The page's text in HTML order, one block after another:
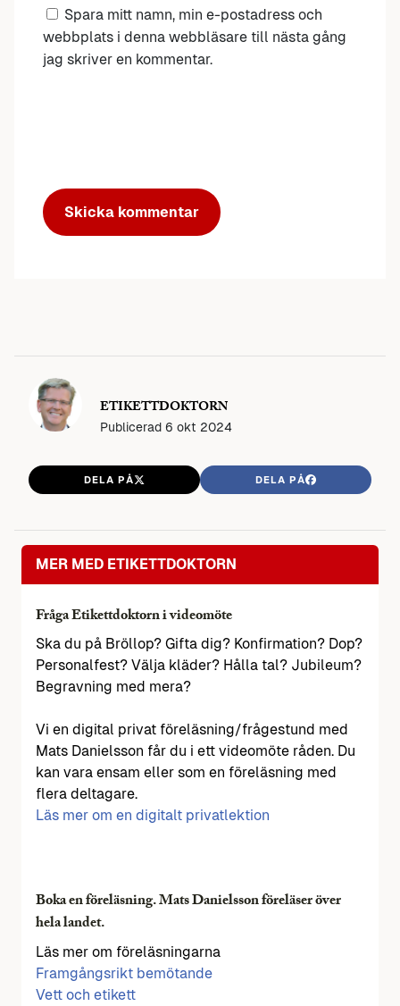
Spara mitt namn, min e-postadress och
webbplats i denna webbläsare till nästa gång
jag skriver en kommentar.
ETIKETTDOKTORN
Publicerad 6 okt 2024
DELA PÅ DELA PÅ
MER MED ETIKETTDOKTORN
Fråga Etikettdoktorn i videomöte
Ska du på Bröllop? Gifta dig? Konfirmation? Dop?
Personalfest? Välja kläder? Hålla tal? Jubileum?
Begravning med mera?
Vi en digital privat föreläsning/frågestund med
Mats Danielsson får du i ett videomöte råden. Du
kan vara ensam eller som en föreläsning med
flera deltagare.
Läs mer om en digitalt privatlektion
Boka en föreläsning. Mats Danielsson föreläser över
hela landet.
Läs mer om föreläsningarna
Framgångsrikt bemötande
Vett och etikett